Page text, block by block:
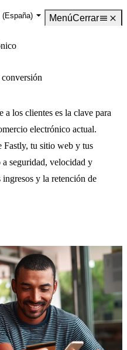
(España) MenúCerrar
los clientes es la clave para
electrónico actual.
Fastly, tu sitio web y tus
a seguridad, velocidad y
y la retención de